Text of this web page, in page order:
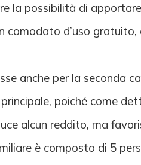
la possibilità di
d’uso gratuito,
anche per la seconda
poiché come
alcun reddito, ma
è composto di 5